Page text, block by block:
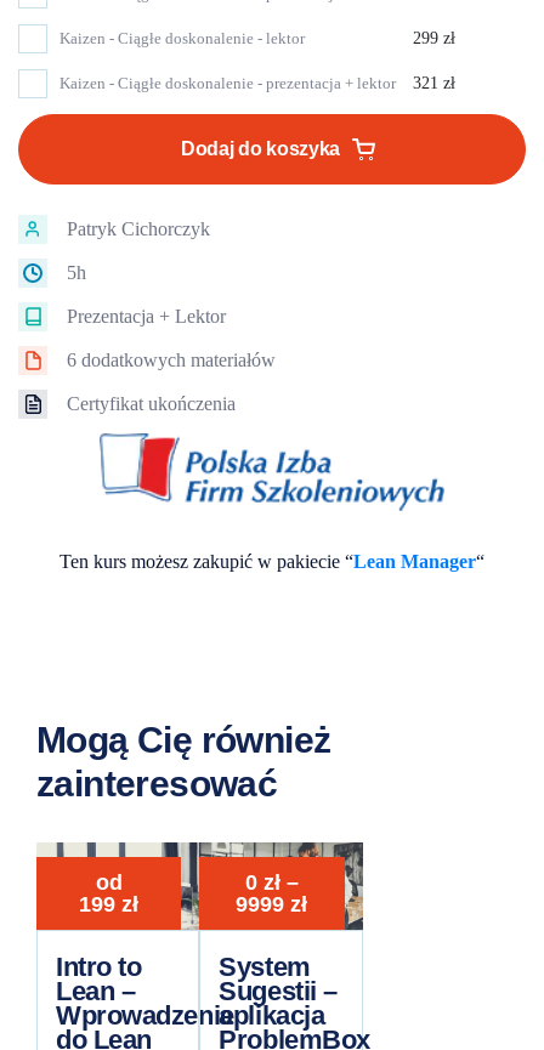
Kaizen - Ciągłe doskonalenie - lektor 299 zł
Kaizen - Ciągłe doskonalenie - prezentacja + lektor 321 zł
Dodaj do koszyka
Patryk Cichorczyk
5h
Prezentacja + Lektor
6 dodatkowych materiałów
Certyfikat ukończenia
Ten kurs możesz zakupić w pakiecie “Lean Manager“
Mogą Cię również
zainteresować
od
199zł
Intro to
Lean –
Wprowadzenie
do Lean
0 zł –
9999złZakres
cen:
0 zł
do
9999 zł
System
Sugestii –
aplikacja
ProblemBox